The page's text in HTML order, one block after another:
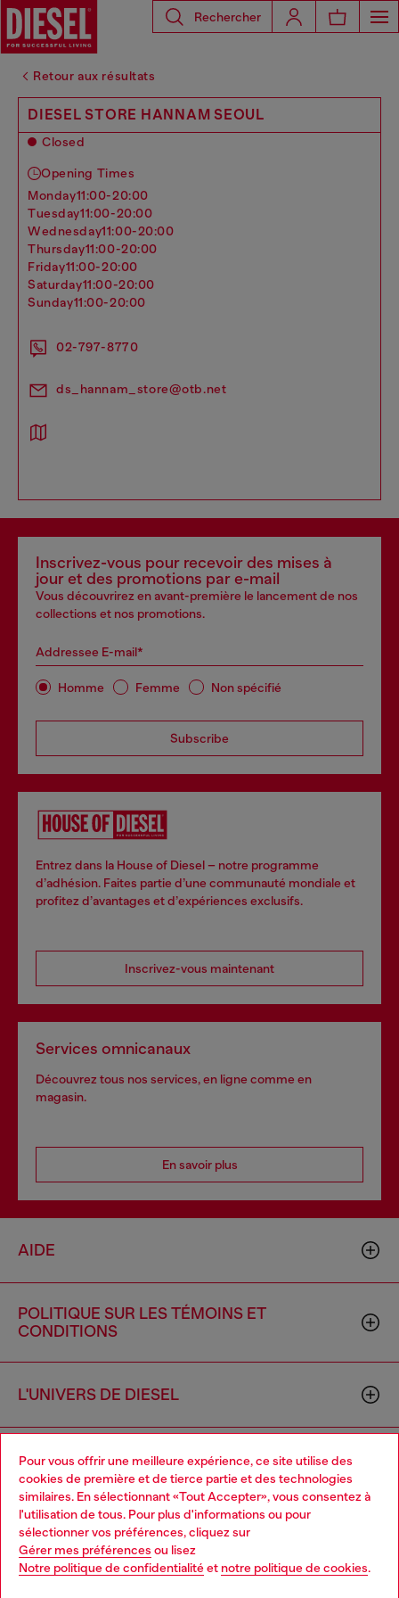
Pour vous offrir une meilleure expérience, ce site utilise des
cookies de première et de tierce partie et des technologies
similaires. En sélectionnant «Tout Accepter», vous consentez à
l'utilisation de tous. Pour plus d'informations ou pour
sélectionner vos préférences, cliquez sur
Gérer mes préférences ou lisez
Notre politique de confidentialitéet notre politique de cookies.
Rechercher
Retour aux résultats
DIESEL STORE HANNAM SEOUL
Closed
Opening Times
monday11:00-20:00
tuesday11:00-20:00
wednesday11:00-20:00
thursday11:00-20:00
friday11:00-20:00
saturday11:00-20:00
sunday11:00-20:00
02-797-8770
ds_hannam_store@otb.net
Inscrivez-vous pour recevoir des mises à
jour et des promotions par e-mail
Vous découvrirez en avant-première le lancement de nos
collections et nos promotions.
Addressee E-mail*
Homme Femme Non spécifié
Subscribe
Entrez dans la House of Diesel – notre programme
d’adhésion. Faites partie d’une communauté mondiale et
profitez d’avantages et d’expériences exclusifs.
Inscrivez-vous maintenant
Services omnicanaux
Découvrez tous nos services, en ligne comme en
magasin.
En savoir plus
AIDE
POLITIQUE SUR LES TÉMOINS ET
CONDITIONS
L'UNIVERS DE DIESEL
ENTREPRISE
Choose your location
You are currently browsing Canada website, but it seems you
may be based in United States